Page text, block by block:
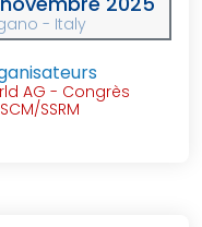
- Italy
AG - Congrès
SSRM